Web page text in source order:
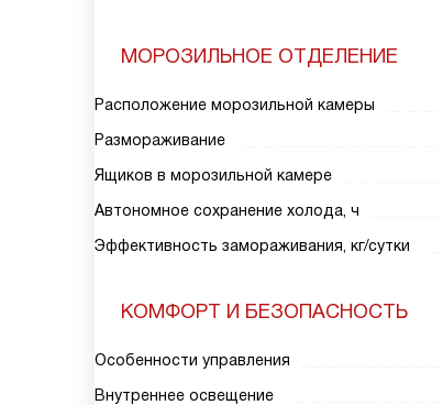
МОРОЗИЛЬНОЕ ОТДЕЛЕНИЕ
Расположение морозильной камеры
Размораживание
Ящиков в морозильной камере
Автономное сохранение холода, ч
Эффективность замораживания, кг/сутки
КОМФОРТ И БЕЗОПАСНОСТЬ
Особенности управления
Внутреннее освещение